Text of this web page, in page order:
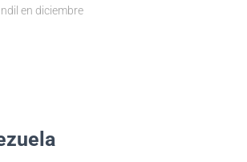
en diciembre